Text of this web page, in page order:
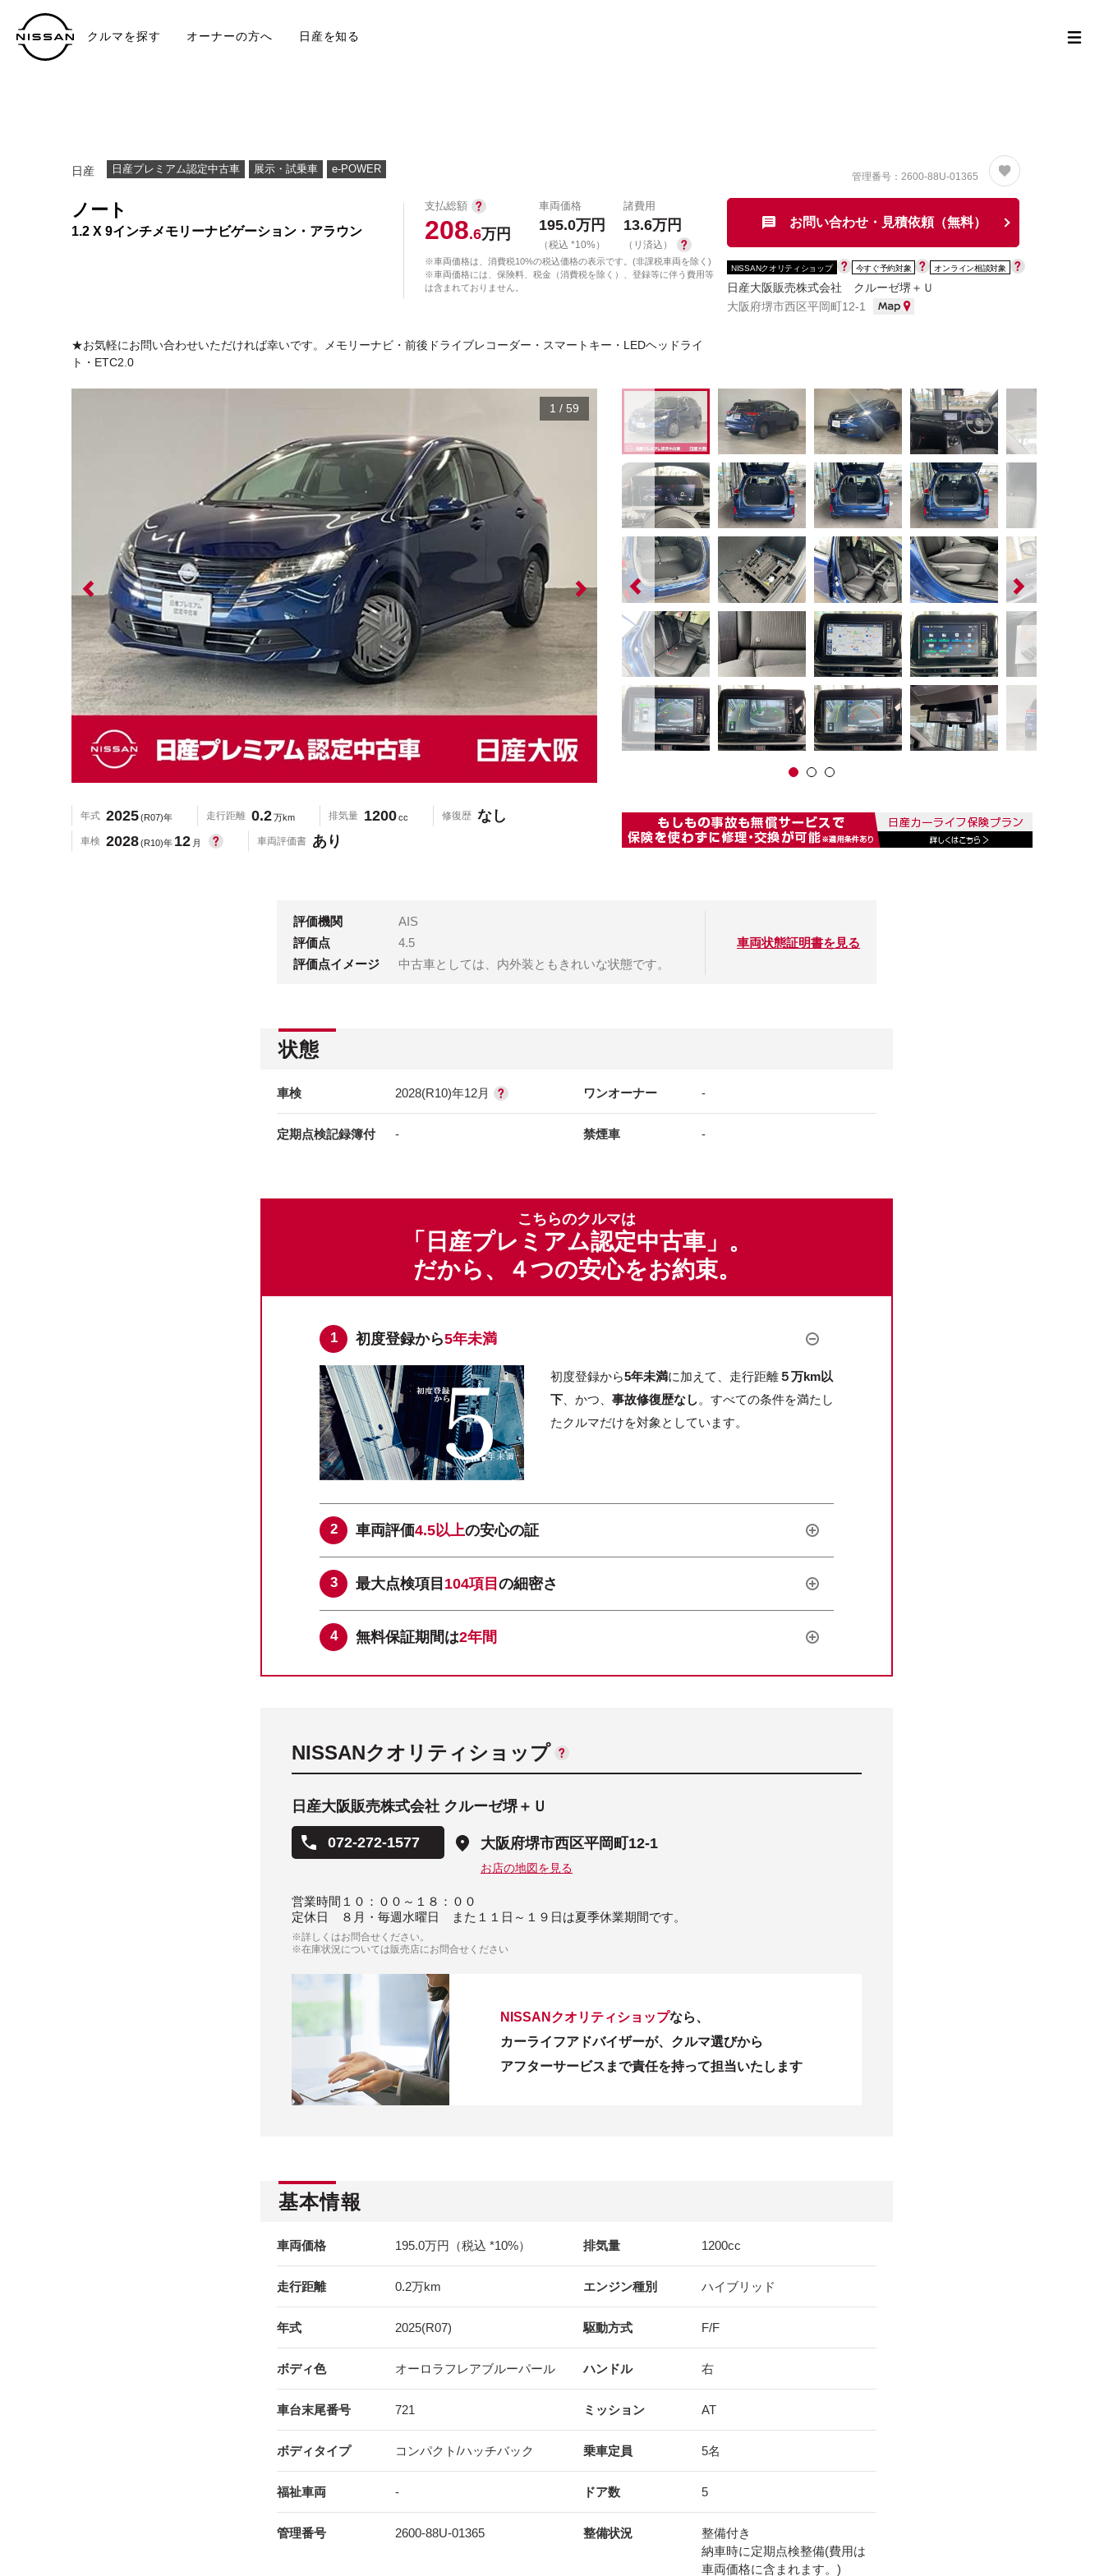
クルマを探す オーナーの方へ 日産を知る
日産 日産プレミアム認定中古車 展示・試乗車 e-POWER
ノート
1.2 X 9インチメモリーナビゲーション・アラウン
支払総額
208.6万円
車両価格
195.0万円
（税込 *10%）
諸費用
13.6万円
（リ済込）
※車両価格は、消費税10%の税込価格の表示です。(非課税車両を除く)
※車両価格には、保険料、税金（消費税を除く）、登録等に伴う費用等
は含まれておりません。
★お気軽にお問い合わせいただければ幸いです。メモリーナビ・前後ドライブレコーダー・スマートキー・LEDヘッドライ
ト・ETC2.0
管理番号：2600-88U-01365
お問い合わせ・見積依頼（無料）
NISSANクオリティショップ 今すぐ予約対象 オンライン相談対象
日産大阪販売株式会社 クルーゼ堺＋Ｕ
大阪府堺市西区平岡町12-1
1 / 59
年式 2025(R07)年 走行距離 0.2万km 排気量 1200cc 修復歴 なし
車検 2028(R10)年 12 月 車両評価書 あり
評価機関
AIS
評価点
4.5
評価点イメージ
中古車としては、内外装ともきれいな状態です。
車両状態証明書を見る
状態
車検 2028(R10)年12月 ワンオーナー -
定期点検記録簿付 - 禁煙車 -
こちらのクルマは
「日産プレミアム認定中古車」。
だから、４つの安心をお約束。
初度登録から5年未満
初度登録から5年未満に加えて、走行距離５万km以
下 、かつ、 事故修復歴なし。すべての条件を満たし
たクルマだけを対象としています。
車両評価4.5以上の安心の証
最大点検項目 104項目 の細密さ
無料保証期間は2年間
NISSANクオリティショップ
日産大阪販売株式会社 クルーゼ堺＋Ｕ
072-272-1577 大阪府堺市西区平岡町12-1
お店の地図を見る
営業時間 １０：００～１８：００
定休日
８月・毎週水曜日 また１１日～１９日は夏季休業期間です。
※詳しくはお問合せください。
※在庫状況については販売店にお問合せください
NISSANクオリティショップなら、
カーライフアドバイザーが、クルマ選びから
アフターサービスまで責任を持って担当いたします
基本情報
車両価格 195.0万円（税込 *10%） 排気量 1200cc
走行距離 0.2万km エンジン種別 ハイブリッド
年式 2025(R07) 駆動方式 F/F
ボディ色 オーロラフレアブルーパール ハンドル 右
車台末尾番号 721 ミッション AT
ボディタイプ コンパクト/ハッチバック 乗車定員 5名
福祉車両 - ドア数 5
管理番号 2600-88U-01365 整備状況
整備付き
納車時に定期点検整備(費用は
車両価格に含まれます。)